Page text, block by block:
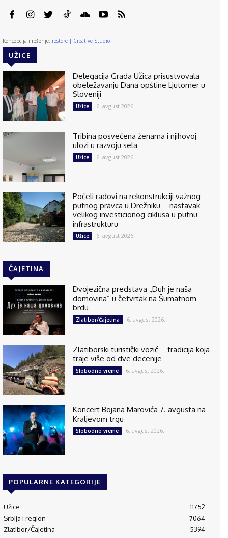
Koncepcija i rešenje: restore | Creative Studio
UŽICE
Delegacija Grada Užica prisustvovala
obeležavanju Dana opštine Ljutomer u
Sloveniji
Užice 6. avgust 2026.
Tribina posvećena ženama i njihovoj
ulozi u razvoju sela
Užice 6. avgust 2026.
Počeli radovi na rekonstrukciji važnog
putnog pravca u Drežniku – nastavak
velikog investicionog ciklusa u putnu
infrastrukturu
Užice 6. avgust 2026.
ČAJETINA
Dvojezična predstava „Duh je naša
domovina” u četvrtak na Šumatnom
brdu
Zlatibor/Čajetina 6. avgust 2026.
Zlatiborski turistički vozić – tradicija koja
traje više od dve decenije
Slobodno vreme 6. avgust 2026.
Koncert Bojana Marovića 7. avgusta na
Kraljevom trgu
Slobodno vreme 6. avgust 2026.
POPULARNE KATEGORIJE
Užice
11752
Srbija i region
7064
Zlatibor/Čajetina
5394